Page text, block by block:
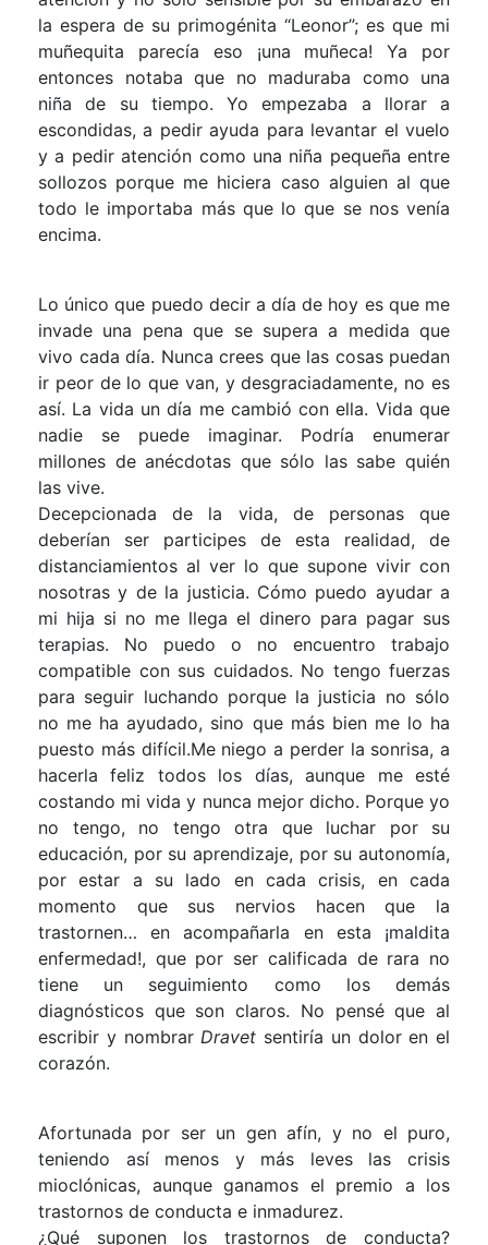
la espera de su primogénita “Leonor”; es que mi
muñequita parecía eso ¡una muñeca! Ya por
entonces notaba que no maduraba como una
niña de su tiempo. Yo empezaba a llorar a
escondidas, a pedir ayuda para levantar el vuelo
y a pedir atención como una niña pequeña entre
sollozos porque me hiciera caso alguien al que
todo le importaba más que lo que se nos venía
encima.
Lo único que puedo decir a día de hoy es que me
invade una pena que se supera a medida que
vivo cada día. Nunca crees que las cosas puedan
ir peor de lo que van, y desgraciadamente, no es
así. La vida un día me cambió con ella. Vida que
nadie se puede imaginar. Podría enumerar
millones de anécdotas que sólo las sabe quién
las vive.
Decepcionada de la vida, de personas que
deberían ser participes de esta realidad, de
distanciamientos al ver lo que supone vivir con
nosotras y de la justicia. Cómo puedo ayudar a
mi hija si no me llega el dinero para pagar sus
terapias. No puedo o no encuentro trabajo
compatible con sus cuidados. No tengo fuerzas
para seguir luchando porque la justicia no sólo
no me ha ayudado, sino que más bien me lo ha
puesto más difícil.Me niego a perder la sonrisa, a
hacerla feliz todos los días, aunque me esté
costando mi vida y nunca mejor dicho. Porque yo
no tengo, no tengo otra que luchar por su
educación, por su aprendizaje, por su autonomía,
por estar a su lado en cada crisis, en cada
momento que sus nervios hacen que la
trastornen… en acompañarla en esta ¡maldita
enfermedad!, que por ser calificada de rara no
tiene un seguimiento como los demás
diagnósticos que son claros. No pensé que al
escribir y nombrar Dravet sentiría un dolor en el
corazón.
Afortunada por ser un gen afín, y no el puro,
teniendo así menos y más leves las crisis
mioclónicas, aunque ganamos el premio a los
trastornos de conducta e inmadurez.
¿Qué suponen los trastornos de conducta?